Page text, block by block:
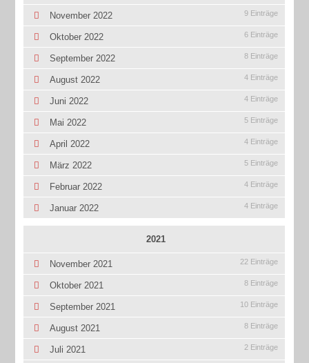
November 2022 9 Einträge
Oktober 2022 6 Einträge
September 2022 8 Einträge
August 2022 4 Einträge
Juni 2022 4 Einträge
Mai 2022 5 Einträge
April 2022 4 Einträge
März 2022 5 Einträge
Februar 2022 4 Einträge
Januar 2022 4 Einträge
2021
November 2021 22 Einträge
Oktober 2021 8 Einträge
September 2021 10 Einträge
August 2021 8 Einträge
Juli 2021 2 Einträge